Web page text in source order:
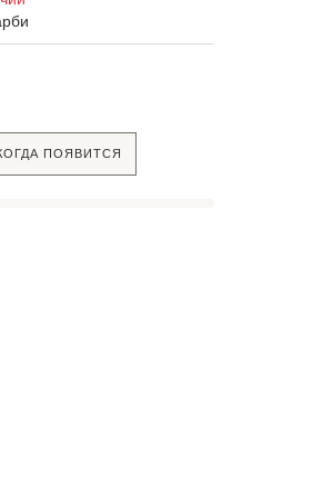
ПОЯВИТСЯ